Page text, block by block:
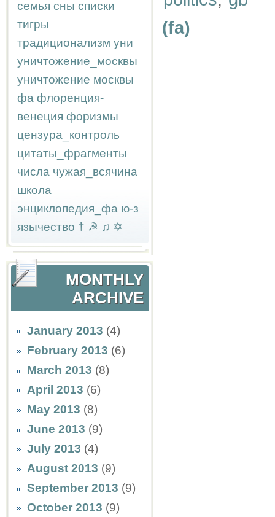
семья сны списки
тигры
традиционализм уни
уничтожение_москвы
уничтожение москвы
фа флоренция-
венеция форизмы
цензура_контроль
цитаты_фрагменты
числа чужая_всячина
школа
энциклопедия_фа ю-з
язычество † ☭ ♫ ✡
MONTHLY
ARCHIVE
January 2013 (4)
February 2013 (6)
March 2013 (8)
April 2013 (6)
May 2013 (8)
June 2013 (9)
July 2013 (4)
August 2013 (9)
September 2013 (9)
October 2013 (9)
(fa)